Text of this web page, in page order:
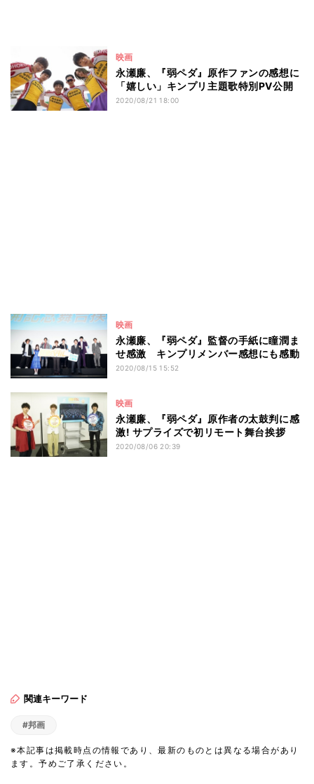
映画
永瀬廉、『弱ペダ』原作ファンの感想に
「嬉しい」キンプリ主題歌特別PV公開
2020/08/21 18:00
映画
永瀬廉、『弱ペダ』監督の手紙に瞳潤ま
せ感激 キンプリメンバー感想にも感動
2020/08/15 15:52
映画
永瀬廉、『弱ペダ』原作者の太鼓判に感
激! サプライズで初リモート舞台挨拶
2020/08/06 20:39
関連キーワード
#邦画
※本記事は掲載時点の情報であり、最新のものとは異なる場合があり
ます。予めご了承ください。